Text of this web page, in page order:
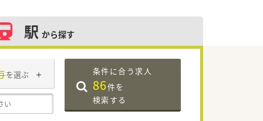
駅 から探す
を選ぶ 条件に合う求人
86件を
検索する